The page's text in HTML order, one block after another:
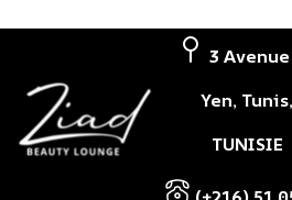
3
Yen, Tunis,
TUNISIE